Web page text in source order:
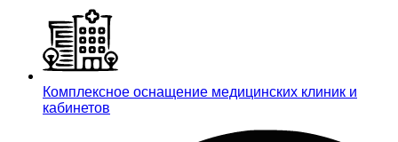
Комплексное оснащение медицинских клиник и
кабинетов